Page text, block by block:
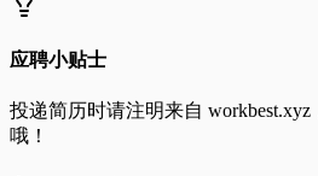
应聘小贴士
投递简历时请注明来自 workbest.xyz
哦！